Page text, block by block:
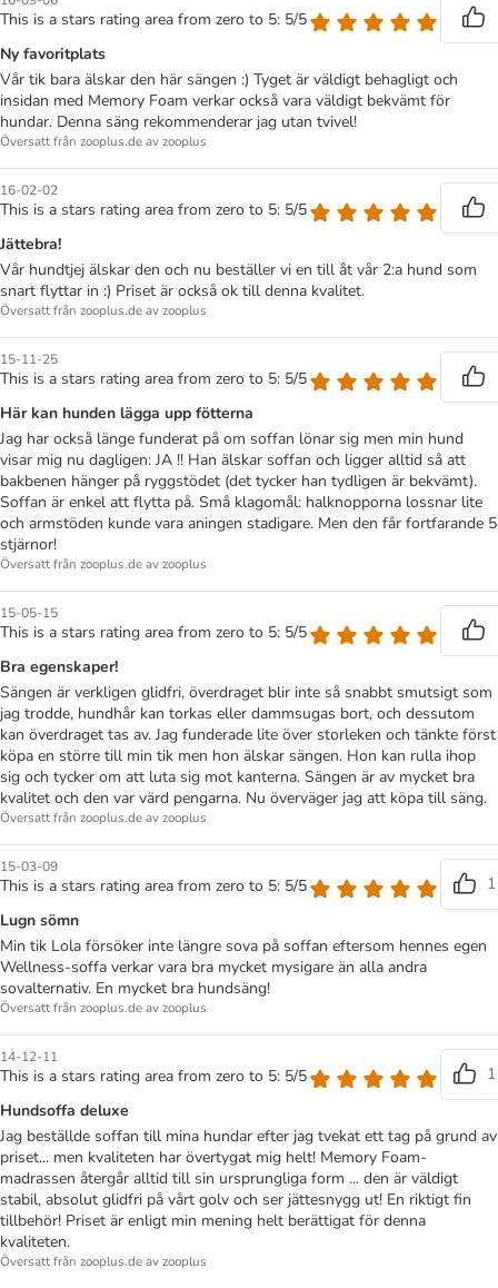
This is a stars rating area from zero to 5: 5/5
Ny favoritplats
Vår tik bara älskar den här sängen :) Tyget är väldigt behagligt och
insidan med Memory Foam verkar också vara väldigt bekvämt för
hundar. Denna säng rekommenderar jag utan tvivel!
Översatt från zooplus.de av zooplus
16-02-02
This is a stars rating area from zero to 5: 5/5
Jättebra!
Vår hundtjej älskar den och nu beställer vi en till åt vår 2:a hund som
snart flyttar in :) Priset är också ok till denna kvalitet.
Översatt från zooplus.de av zooplus
15-11-25
This is a stars rating area from zero to 5: 5/5
Här kan hunden lägga upp fötterna
Jag har också länge funderat på om soffan lönar sig men min hund
visar mig nu dagligen: JA !! Han älskar soffan och ligger alltid så att
bakbenen hänger på ryggstödet (det tycker han tydligen är bekvämt).
Soffan är enkel att flytta på. Små klagomål: halknopporna lossnar lite
och armstöden kunde vara aningen stadigare. Men den får fortfarande 5
stjärnor!
Översatt från zooplus.de av zooplus
15-05-15
This is a stars rating area from zero to 5: 5/5
Bra egenskaper!
Sängen är verkligen glidfri, överdraget blir inte så snabbt smutsigt som
jag trodde, hundhår kan torkas eller dammsugas bort, och dessutom
kan överdraget tas av. Jag funderade lite över storleken och tänkte först
köpa en större till min tik men hon älskar sängen. Hon kan rulla ihop
sig och tycker om att luta sig mot kanterna. Sängen är av mycket bra
kvalitet och den var värd pengarna. Nu överväger jag att köpa till säng.
Översatt från zooplus.de av zooplus
15-03-09
This is a stars rating area from zero to 5: 5/5
1
Lugn sömn
Min tik Lola försöker inte längre sova på soffan eftersom hennes egen
Wellness-soffa verkar vara bra mycket mysigare än alla andra
sovalternativ. En mycket bra hundsäng!
Översatt från zooplus.de av zooplus
14-12-11
This is a stars rating area from zero to 5: 5/5
1
Hundsoffa deluxe
Jag beställde soffan till mina hundar efter jag tvekat ett tag på grund av
priset... men kvaliteten har övertygat mig helt! Memory Foam-
madrassen återgår alltid till sin ursprungliga form ... den är väldigt
stabil, absolut glidfri på vårt golv och ser jättesnygg ut! En riktigt fin
tillbehör! Priset är enligt min mening helt berättigat för denna
kvaliteten.
Översatt från zooplus.de av zooplus